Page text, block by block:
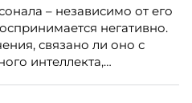
– независимо от его
негативно.
связано ли оно с
интеллекта,